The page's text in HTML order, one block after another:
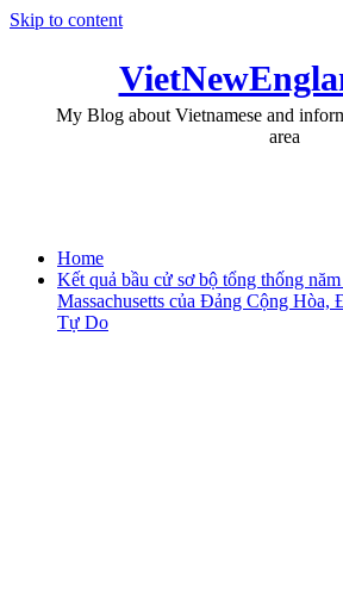
Skip to content
My Blog about Vietnamese and
area
Home
Kết quả bầu cử sơ bộ tổng thống
Massachusetts của Đảng Cộng
Tự Do